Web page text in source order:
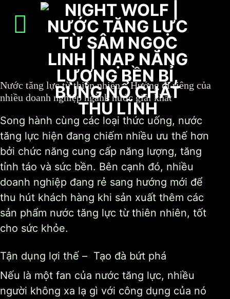
content
Nước tăng lực từ thiên nhiên – Hướng đi riêng của
nhiều doanh nghiệp ngành nước giải khát
Song hành cùng các loại thức uống, nước
tăng lực hiện đang chiếm nhiều ưu thế hơn
bởi chức năng cung cấp năng lượng, tăng
tỉnh táo và sức bền. Bên cạnh đó, nhiều
doanh nghiệp đang rẻ sang hướng mới để
thu hút khách hàng khi sản xuất thêm các
sản phẩm nước tăng lực từ thiên nhiên, tốt
cho sức khỏe.
Tận dụng lợi thế – Tạo đà bứt phá
Nếu là một fan của nước tăng lực, nhiều
người không xa lạ gì với công dụng của nó